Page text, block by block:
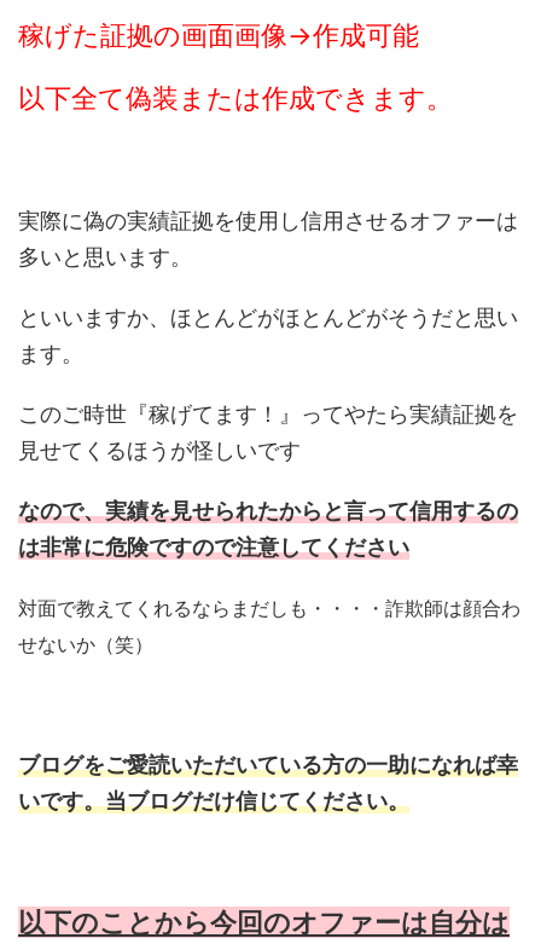
稼げた証拠の画面画像→作成可能
以下全て偽装または作成できます。
実際に偽の実績証拠を使用し信用させるオファーは
多いと思います。
といいますか、ほとんどがほとんどがそうだと思い
ます。
このご時世『稼げてます！』ってやたら実績証拠を
見せてくるほうが怪しいです
なので、実績を見せられたからと言って信用するの
は非常に危険ですので注意してください
対面で教えてくれるならまだしも・・・・詐欺師は顔合わ
せないか（笑）
ブログをご愛読いただいている方の一助になれば幸
いです。当ブログだけ信じてください。
以下のことから今回のオファーは自分は